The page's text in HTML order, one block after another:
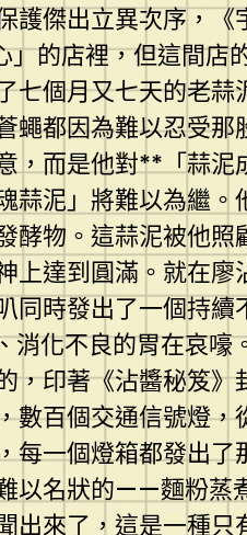
傑出立異次序，
」的店裡，但這間店
個月又七天的老
都因為難以忍受
，而是他對**「蒜
泥」將難以為繼
物。這蒜泥被他照
達到圓滿。就在廖
同時發出了一個持
化不良的胃在哀嚎
印著《沾醬秘笈
百個交通信號燈
每一個燈箱都發出了
以名狀的——麵粉蒸
來了，這是一種